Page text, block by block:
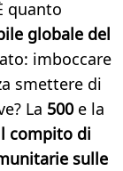
quanto
globale del
imboccare
smettere di
La 500e la
compito di
sulle